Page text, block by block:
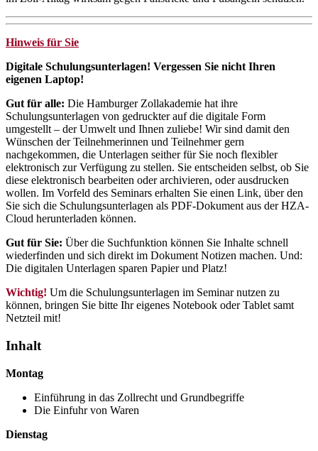
Hinweis für Sie
Digitale Schulungsunterlagen! Vergessen Sie nicht Ihren
eigenen Laptop!
Gut für alle: Die Hamburger Zollakademie hat ihre
Schulungsunterlagen von gedruckter auf die digitale Form
umgestellt – der Umwelt und Ihnen zuliebe! Wir sind damit den
Wünschen der Teilnehmerinnen und Teilnehmer gern
nachgekommen, die Unterlagen seither für Sie noch flexibler
elektronisch zur Verfügung zu stellen. Sie entscheiden selbst, ob Sie
diese elektronisch bearbeiten oder archivieren, oder ausdrucken
wollen. Im Vorfeld des Seminars erhalten Sie einen Link, über den
Sie sich die Schulungsunterlagen als PDF-Dokument aus der HZA-
Cloud herunterladen können.
Gut für Sie: Über die Suchfunktion können Sie Inhalte schnell
wiederfinden und sich direkt im Dokument Notizen machen. Und:
Die digitalen Unterlagen sparen Papier und Platz!
Wichtig! Um die Schulungsunterlagen im Seminar nutzen zu
können, bringen Sie bitte Ihr eigenes Notebook oder Tablet samt
Netzteil mit!
Inhalt
Montag
Einführung in das Zollrecht und Grundbegriffe
Die Einfuhr von Waren
Dienstag